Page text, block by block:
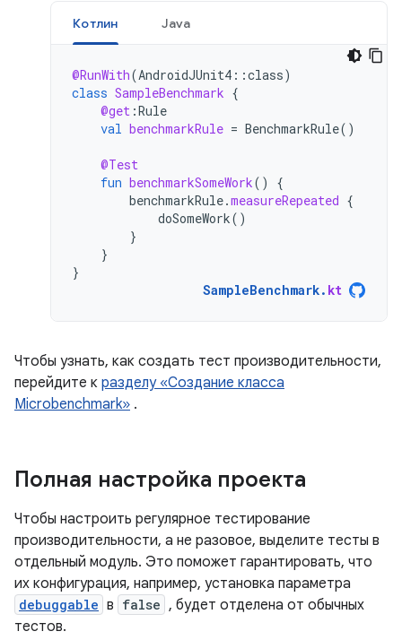
Котлин Java
@RunWith(AndroidJUnit4 ::class)
class SampleBenchmark {
@get :Rule
val benchmarkRule = BenchmarkRule()
@Test
fun benchmarkSomeWork()
{
benchmarkRule.measureRepeated {
doSomeWork()
}
}
}
SampleBenchmark. kt
Чтобы узнать, как создать тест производительности,
перейдите к разделу «Создание класса
Microbenchmark» .
Полная настройка проекта
Чтобы настроить регулярное тестирование
производительности, а не разовое, выделите тесты в
отдельный модуль. Это поможет гарантировать, что
их конфигурация, например, установка параметра
debuggable в false , будет отделена от обычных
тестов.